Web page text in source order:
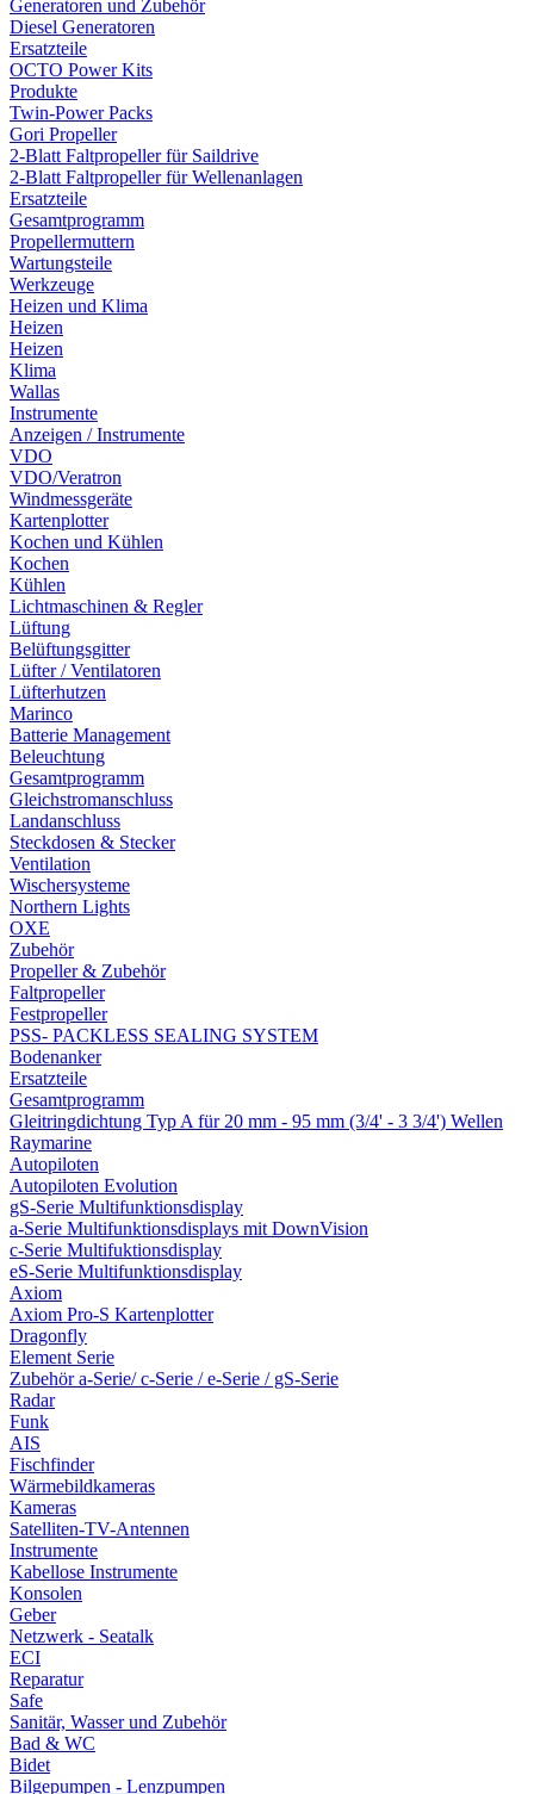
Generatoren und Zubehör
Diesel Generatoren
Ersatzteile
OCTO Power Kits
Produkte
Twin-Power Packs
Gori Propeller
2-Blatt Faltpropeller für Saildrive
2-Blatt Faltpropeller für Wellenanlagen
Ersatzteile
Gesamtprogramm
Propellermuttern
Wartungsteile
Werkzeuge
Heizen und Klima
Heizen
Heizen
Klima
Wallas
Instrumente
Anzeigen / Instrumente
VDO
VDO/Veratron
Windmessgeräte
Kartenplotter
Kochen und Kühlen
Kochen
Kühlen
Lichtmaschinen & Regler
Lüftung
Belüftungsgitter
Lüfter / Ventilatoren
Lüfterhutzen
Marinco
Batterie Management
Beleuchtung
Gesamtprogramm
Gleichstromanschluss
Landanschluss
Steckdosen & Stecker
Ventilation
Wischersysteme
Northern Lights
OXE
Zubehör
Propeller & Zubehör
Faltpropeller
Festpropeller
PSS- PACKLESS SEALING SYSTEM
Bodenanker
Ersatzteile
Gesamtprogramm
Gleitringdichtung Typ A für 20 mm - 95 mm (3/4' - 3 3/4') Wellen
Raymarine
Autopiloten
Autopiloten Evolution
gS-Serie Multifunktionsdisplay
a-Serie Multifunktionsdisplays mit DownVision
c-Serie Multifuktionsdisplay
eS-Serie Multifunktionsdisplay
Axiom
Axiom Pro-S Kartenplotter
Dragonfly
Element Serie
Zubehör a-Serie/ c-Serie / e-Serie / gS-Serie
Radar
Funk
AIS
Fischfinder
Wärmebildkameras
Kameras
Satelliten-TV-Antennen
Instrumente
Kabellose Instrumente
Konsolen
Geber
Netzwerk - Seatalk
ECI
Reparatur
Safe
Sanitär, Wasser und Zubehör
Bad & WC
Bidet
Bilgepumpen - Lenzpumpen